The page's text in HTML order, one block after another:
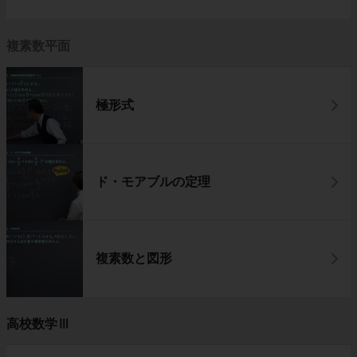
複素数平面
極形式
ド・モアブルの定理
複素数と図形
高校数学Ⅲ